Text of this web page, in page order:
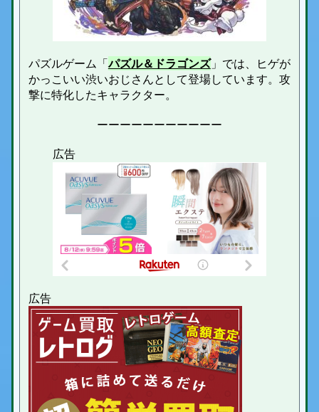
パズルゲーム「パズル＆ドラゴンズ」では、ヒゲが
かっこいい渋いおじさんとして登場しています。攻
撃に特化したキャラクター。
ーーーーーーーーーーー